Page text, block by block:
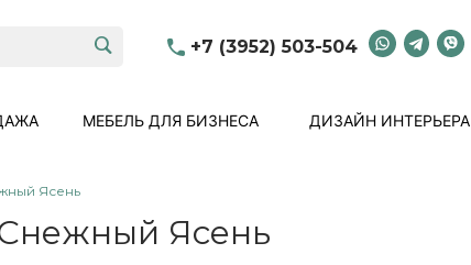
+7 (3952) 503-504
МЕБЕЛЬ ДЛЯ БИЗНЕСА ДИЗАЙН ИНТЕРЬЕРА
Ясень
Ясень